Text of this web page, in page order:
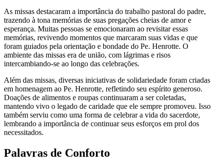
As missas destacaram a importância do trabalho pastoral do padre,
trazendo à tona memórias de suas pregações cheias de amor e
esperança. Muitas pessoas se emocionaram ao revisitar essas
memórias, revivendo momentos que marcaram suas vidas e que
foram guiados pela orientação e bondade do Pe. Henrotte. O
ambiente das missas era de união, com lágrimas e risos
intercambiando-se ao longo das celebrações.
Além das missas, diversas iniciativas de solidariedade foram criadas
em homenagem ao Pe. Henrotte, refletindo seu espírito generoso.
Doações de alimentos e roupas continuaram a ser coletadas,
mantendo vivo o legado de caridade que ele sempre promoveu. Isso
também serviu como uma forma de celebrar a vida do sacerdote,
lembrando a importância de continuar seus esforços em prol dos
necessitados.
Palavras de Conforto